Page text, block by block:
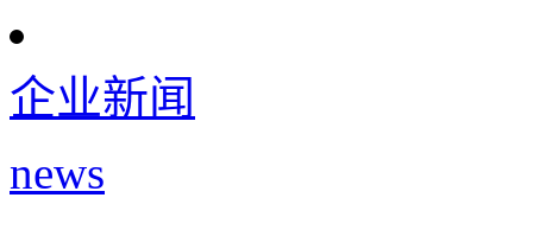
企业新闻
news